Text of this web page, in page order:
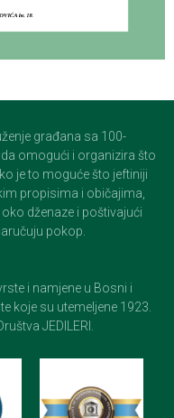
građana sa 100-
omogući i organizira što
je to moguće što jeftiniji
propisima i običajima,
dženaze i poštivajući
pokop.
i namjene u Bosni i
koje su utemeljene 1923.
JEDILERI.